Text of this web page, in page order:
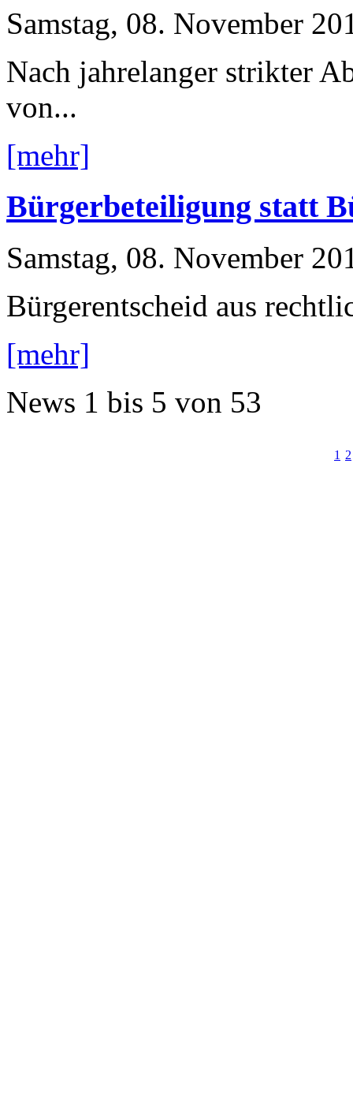
Samstag, 08. November
Nach jahrelanger strikter
von...
[mehr]
Bürgerbeteiligung statt
Samstag, 08. November
Bürgerentscheid aus
[mehr]
News 1 bis 5 von 53
1 2